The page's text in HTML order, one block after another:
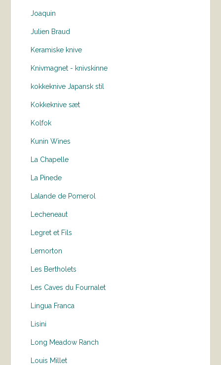
Joaquin
Julien Braud
Keramiske knive
Knivmagnet - knivskinne
kokkeknive Japansk stil
Kokkeknive sæt
Kolfok
Kunin Wines
La Chapelle
La Pinede
Lalande de Pomerol
Lecheneaut
Legret et Fils
Lemorton
Les Bertholets
Les Caves du Fournalet
Lingua Franca
Lisini
Long Meadow Ranch
Louis Millet